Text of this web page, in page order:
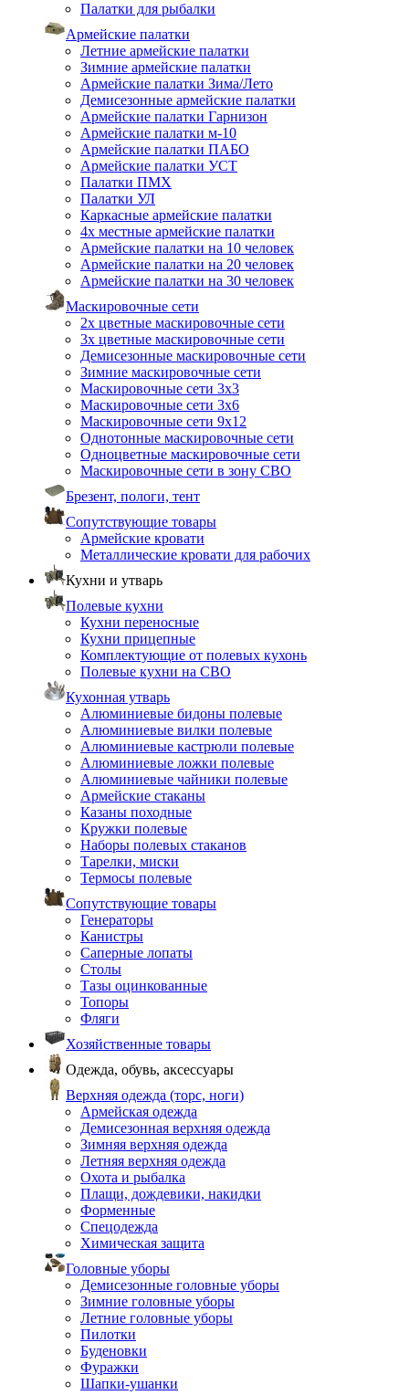
Палатки для рыбалки
Армейские палатки
Летние армейские палатки
Зимние армейские палатки
Армейские палатки Зима/Лето
Демисезонные армейские палатки
Армейские палатки Гарнизон
Армейские палатки м-10
Армейские палатки ПАБО
Армейские палатки УСТ
Палатки ПМХ
Палатки УЛ
Каркасные армейские палатки
4х местные армейские палатки
Армейские палатки на 10 человек
Армейские палатки на 20 человек
Армейские палатки на 30 человек
Маскировочные сети
2х цветные маскировочные сети
3х цветные маскировочные сети
Демисезонные маскировочные сети
Зимние маскировочные сети
Маскировочные сети 3х3
Маскировочные сети 3х6
Маскировочные сети 9х12
Однотонные маскировочные сети
Одноцветные маскировочные сети
Маскировочные сети в зону СВО
Брезент, пологи, тент
Сопутствующие товары
Армейские кровати
Металлические кровати для рабочих
Кухни и утварь
Полевые кухни
Кухни переносные
Кухни прицепные
Комплектующие от полевых кухонь
Полевые кухни на СВО
Кухонная утварь
Алюминиевые бидоны полевые
Алюминиевые вилки полевые
Алюминиевые кастрюли полевые
Алюминиевые ложки полевые
Алюминиевые чайники полевые
Армейские стаканы
Казаны походные
Кружки полевые
Наборы полевых стаканов
Тарелки, миски
Термосы полевые
Сопутствующие товары
Генераторы
Канистры
Саперные лопаты
Столы
Тазы оцинкованные
Топоры
Фляги
Хозяйственные товары
Одежда, обувь, аксессуары
Верхняя одежда (торс, ноги)
Армейская одежда
Демисезонная верхняя одежда
Зимняя верхняя одежда
Летняя верхняя одежда
Охота и рыбалка
Плащи, дождевики, накидки
Форменные
Спецодежда
Химическая защита
Головные уборы
Демисезонные головные уборы
Зимние головные уборы
Летние головные уборы
Пилотки
Буденовки
Фуражки
Шапки-ушанки